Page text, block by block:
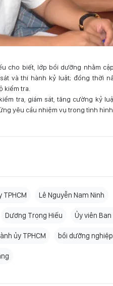
cho biết, lớp bồi dưỡng nhằm
và thi hành kỷ luật; đồng thời
kiểm tra.
tra, giám sát, tăng cường kỷ
yêu cầu nhiệm vụ trong tình hình
TPHCM Lê Nguyễn Nam Ninh
Dương Trọng Hiếu Ủy viên
ủy TPHCM bồi dưỡng